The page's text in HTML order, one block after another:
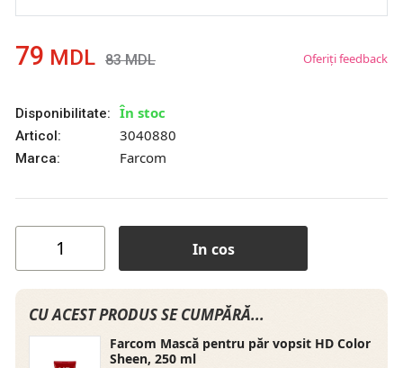
79 MDL 83MDL Oferiți feedback
Disponibilitate: În stoc
Articol: 3040880
Marca: Farcom
In cos
CU ACEST PRODUS SE CUMPĂRĂ...
Farcom Mască pentru păr vopsit HD Color
Sheen, 250 ml